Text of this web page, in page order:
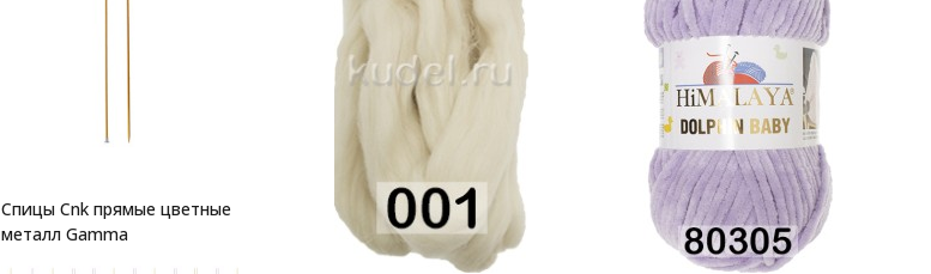
Спицы Cnk прямые цветные
металл Gamma